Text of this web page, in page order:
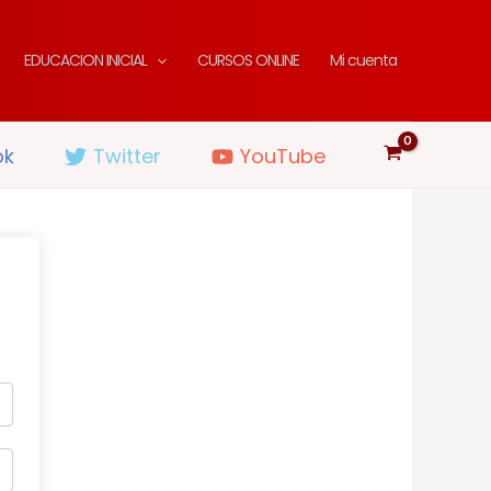
EDUCACION INICIAL CURSOS ONLINE Mi cuenta
Twitter YouTube